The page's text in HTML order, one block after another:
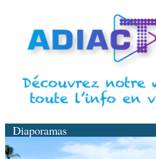
Diaporamas